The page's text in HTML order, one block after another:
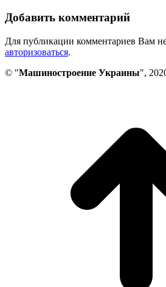
Добавить комментарий
Для публикации комментариев Вам
авторизоваться.
© "Машиностроение Украины",